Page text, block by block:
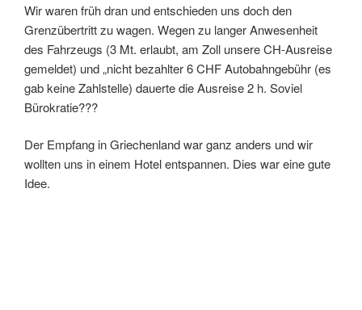
Wir waren früh dran und entschieden uns doch den
Grenzübertritt zu wagen. Wegen zu langer Anwesenheit
des Fahrzeugs (3 Mt. erlaubt, am Zoll unsere CH-Ausreise
gemeldet) und „nicht bezahlter 6 CHF Autobahngebühr (es
gab keine Zahlstelle) dauerte die Ausreise 2 h. Soviel
Bürokratie???
Der Empfang in Griechenland war ganz anders und wir
wollten uns in einem Hotel entspannen. Dies war eine gute
Idee.